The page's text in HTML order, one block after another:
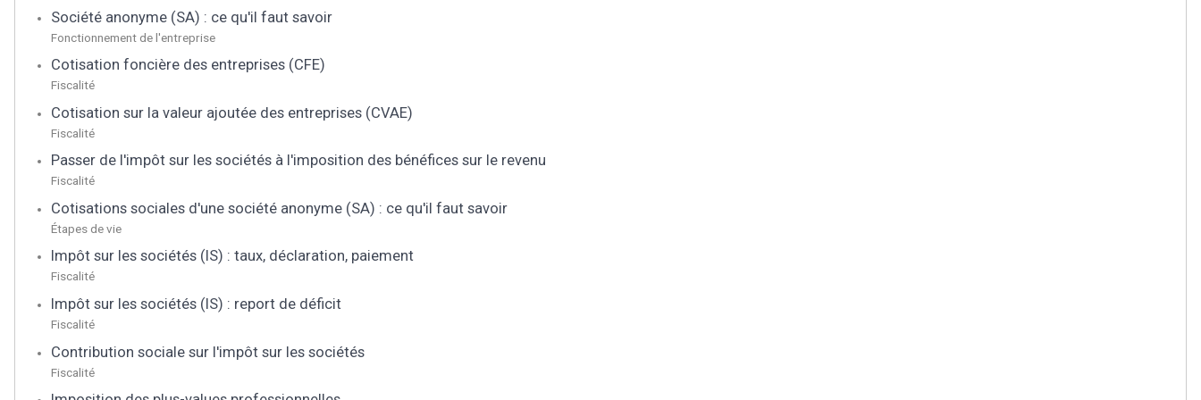
Société anonyme (SA) : ce qu'il faut savoir
Fonctionnement de l'entreprise
Cotisation foncière des entreprises (CFE)
Fiscalité
Cotisation sur la valeur ajoutée des entreprises (CVAE)
Fiscalité
Passer de l'impôt sur les sociétés à l'imposition des bénéfices sur le revenu
Fiscalité
Cotisations sociales d'une société anonyme (SA) : ce qu'il faut savoir
Étapes de vie
Impôt sur les sociétés (IS) : taux, déclaration, paiement
Fiscalité
Impôt sur les sociétés (IS) : report de déficit
Fiscalité
Contribution sociale sur l'impôt sur les sociétés
Fiscalité